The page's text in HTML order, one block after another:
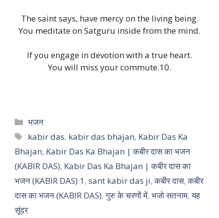
The saint says, have mercy on the living being.
You meditate on Satguru inside from the mind.
If you engage in devotion with a true heart.
You will miss your commute.10.
Categories
भजन
Tags
kabir das, kabir das bhajan, Kabir Das Ka
Bhajan, Kabir Das Ka Bhajan | कबीर दास का भजन
(KABIR DAS), Kabir Das Ka Bhajan | कबीर दास का
भजन (KABIR DAS) 1, sant kabir das ji,कबीर दास,कबीर
दास का भजन (KABIR DAS),गुरु के चरणों में, भजो सतनाम,यह
सूंदर